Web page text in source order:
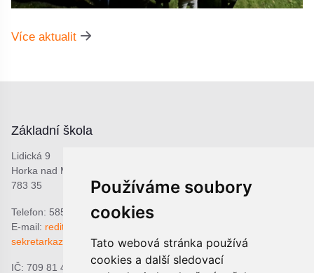
Používáme soubory
cookies
Tato webová stránka používá
cookies a další sledovací
Více aktualit
Základní škola
Lidická 9
Horka nad Moravou
783 35
Telefon: 585 378 047
E-mail: reditel@zshorka.cz
sekretarkazshorka@seznam.cz
IČ: 709 81 493